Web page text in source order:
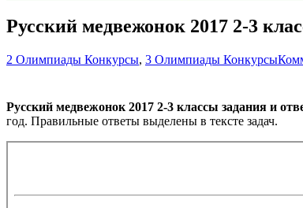
Русский медвежонок 2017 2-3
2 Олимпиады Конкурсы, 3 Олимпиады Конкурсы
Русский медвежонок 2017 2-3 классы задания и
год. Правильные ответы выделены в тексте задач.